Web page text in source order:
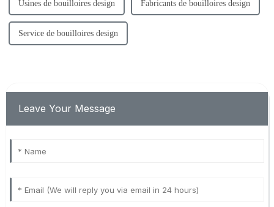
Usines de bouilloires design Fabricants de bouilloires design
Service de bouilloires design
Leave Your Message